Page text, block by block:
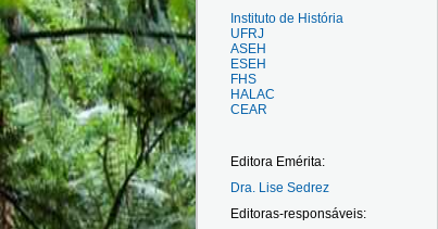
Instituto de História
UFRJ
ASEH
ESEH
FHS
HALAC
CEAR
Editora Emérita:
Dra. Lise Sedrez
Editoras-responsáveis: